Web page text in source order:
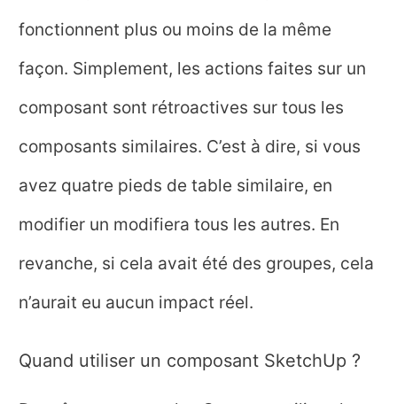
fonctionnent plus ou moins de la même
façon. Simplement, les actions faites sur un
composant sont rétroactives sur tous les
composants similaires. C’est à dire, si vous
avez quatre pieds de table similaire, en
modifier un modifiera tous les autres. En
revanche, si cela avait été des groupes, cela
n’aurait eu aucun impact réel.
Quand utiliser un composant SketchUp ?